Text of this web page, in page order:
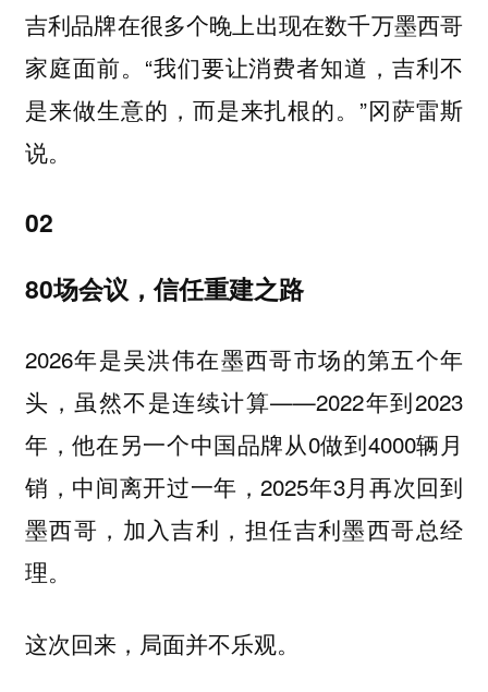
吉利品牌在很多个晚上出现在数千万墨西哥
家庭面前。“我们要让消费者知道，吉利不
是来做生意的，而是来扎根的。”冈萨雷斯
说。
02
80场会议，信任重建之路
2026年是吴洪伟在墨西哥市场的第五个年
头，虽然不是连续计算——2022年到2023
年，他在另一个中国品牌从0做到4000辆月
销，中间离开过一年，2025年3月再次回到
墨西哥，加入吉利，担任吉利墨西哥总经
理。
这次回来，局面并不乐观。